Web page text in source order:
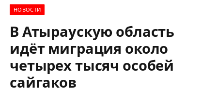
НОВОСТИ
В Атыраускую область
идёт миграция около
четырех тысяч особей
сайгаков